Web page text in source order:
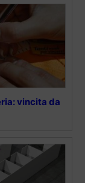
vincita da